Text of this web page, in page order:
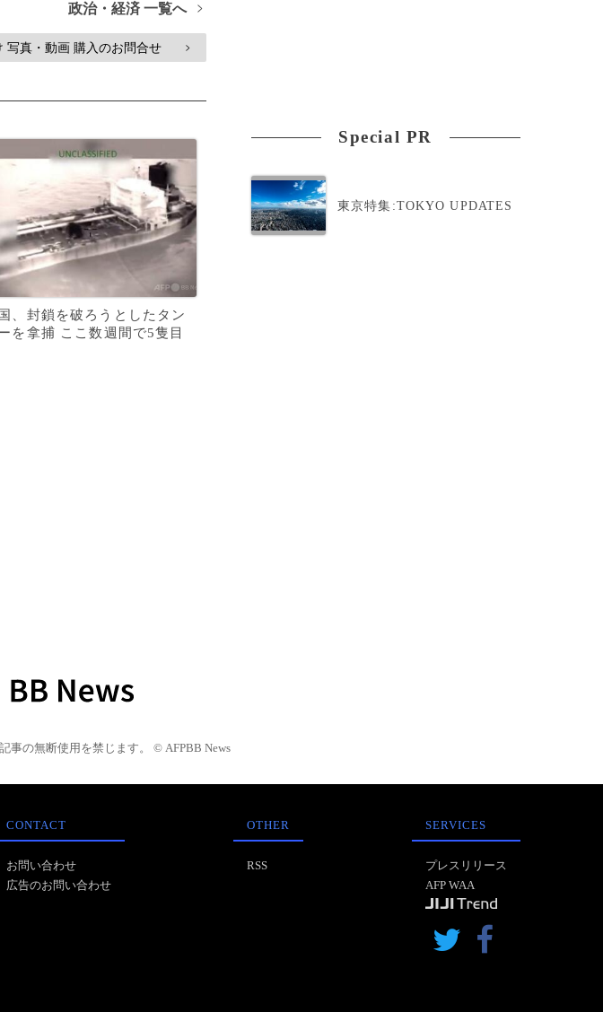
政治・経済 一覧へ >
写真・動画 購入のお問合せ >
、封鎖を破ろうとしたタン
を拿捕 ここ数週間で5隻目
Special PR
東京特集:TOKYO UPDATES
事の無断使用を禁じます。 © AFPBB News
CONTACT
お問い合わせ
広告のお問い合わせ
OTHER
RSS
SERVICES
プレスリリース
AFP WAA